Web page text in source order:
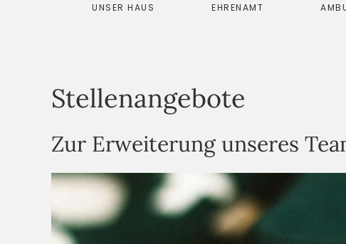
UNSER HAUS EHRENAMT
Stellenangebote
Zur Erweiterung unseres